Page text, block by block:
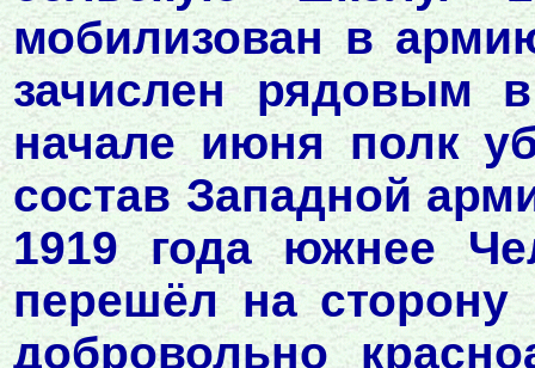
мобилизован в
зачислен рядовым
начале июня полк
состав Западной
1919 года южнее
перешёл на
добровольно